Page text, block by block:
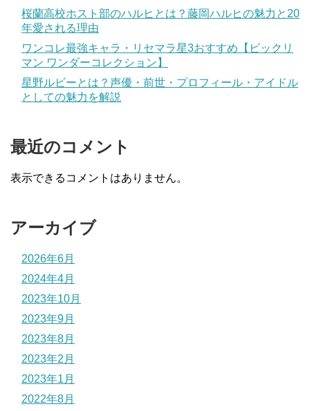
桜蘭高校ホスト部のハルヒとは？藤岡ハルヒの魅力と20
年愛される理由
ワンコレ最強キャラ・リセマラ星3おすすめ【ビックリ
マン ワンダーコレクション】
星野ルビーとは？声優・前世・プロフィール・アイドル
としての魅力を解説
最近のコメント
表示できるコメントはありません。
アーカイブ
2026年6月
2024年4月
2023年10月
2023年9月
2023年8月
2023年2月
2023年1月
2022年8月